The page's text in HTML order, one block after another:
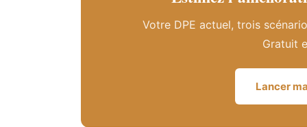
Votre DPE actuel, trois
Gratuit
Lancer